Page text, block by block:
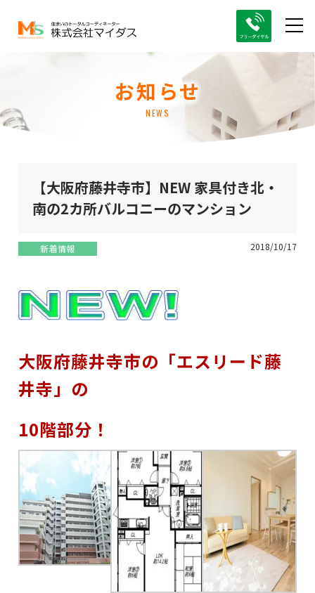
お知らせ
NEWS
【大阪府藤井寺市】NEW 家具付き北・
南の2カ所バルコニーのマンション
新着情報 2018/10/17
大阪府藤井寺市の 「エスリード藤
井寺」の
10階部分！